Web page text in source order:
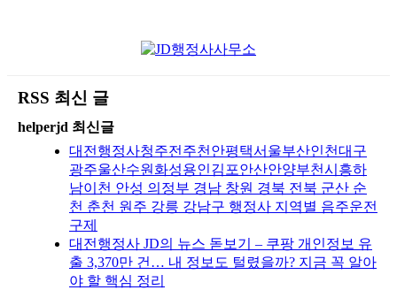
RSS 최신 글
helperjd 최신글
대전행정사청주전주천안평택서울부산인천대구
광주울산수원화성용인김포안산안양부천시흥하
남이천 안성 의정부 경남 창원 경북 전북 군산 순
천 춘천 원주 강릉 강남구 행정사 지역별 음주운전
구제
대전행정사 JD의 뉴스 돋보기 – 쿠팡 개인정보 유
출 3,370만 건… 내 정보도 털렸을까? 지금 꼭 알아
야 할 핵심 정리